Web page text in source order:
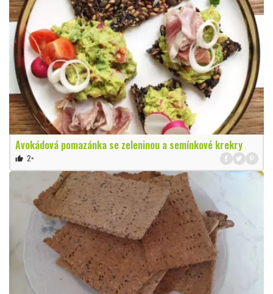
Avokádová pomazánka se zeleninou a semínkové krekry
thumb_up 2×